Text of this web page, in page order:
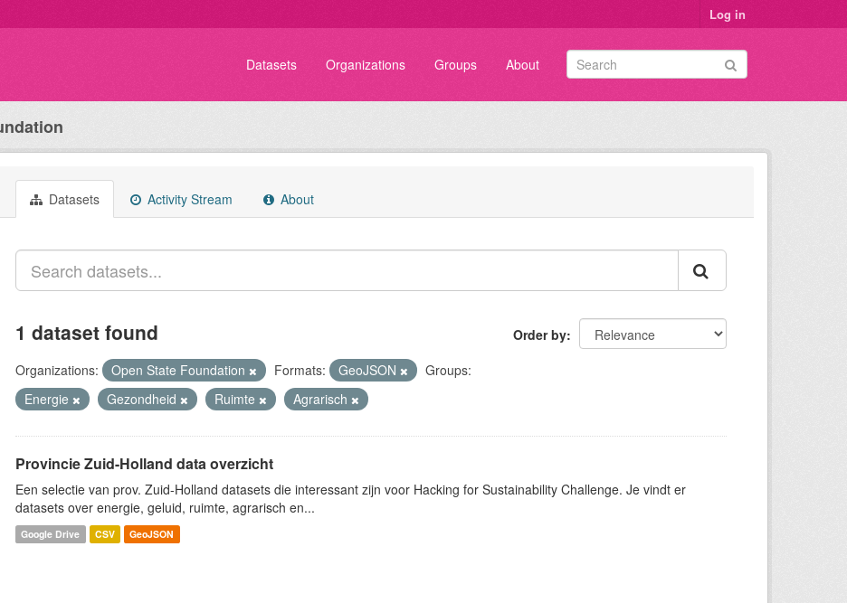
Log in
Datasets Organizations Groups About
Datasets Activity Stream About
Order by
1 dataset found
Organizations: Open State Foundation Formats: GeoJSON
Groups:
Energie
Gezondheid Ruimte Agrarisch
Provincie Zuid-Holland data overzicht
Een selectie van prov. Zuid-Holland datasets die interessant zijn voor Hacking for Sustainability Challenge. Je vindt er
datasets over energie, geluid, ruimte, agrarisch en...
Google Drive CSV GeoJSON